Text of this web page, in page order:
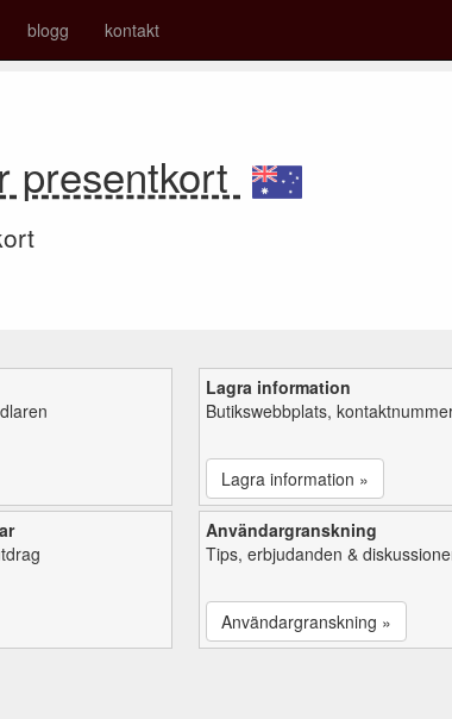
blogg kontakt
presentkort
Lagra information
Butikswebbplats,
Lagra information »
Användargranskning
Tips, erbjudanden &
Användargranskning »